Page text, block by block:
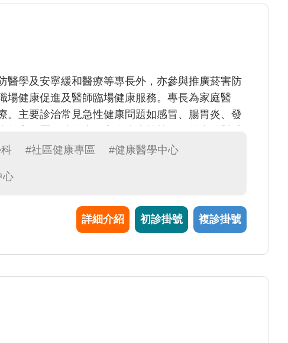
醫學及安寧緩和醫療等專長外，亦參與推廣菸害防
場健康促進及醫師臨場健康服務。專長為家庭醫
。主要診治常見急性健康問題如感冒、腸胃炎、發
#社區健康專區 #健康醫學中心
心
詳細介紹 初診掛號 複診掛號